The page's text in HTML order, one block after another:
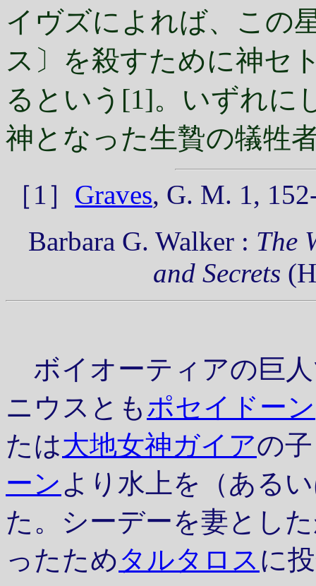
イヴズによれば、この
ス〕を殺すために神セ
るという[1]。いずれに
神となった生贄の犠牲
［1］ Graves, G. M. 1,
Barbara G. Walker : The
and Secrets
ボイオーティアの巨
ニウスともポセイドーン
たは大地女神ガイアの
ーン より水上を（ある
た。シーデーを妻とし
ったためタルタロス に